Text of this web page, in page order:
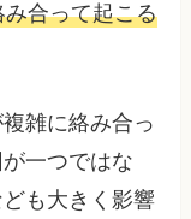
合って起こる
雑に絡み合っ
一つではな
も大きく影響